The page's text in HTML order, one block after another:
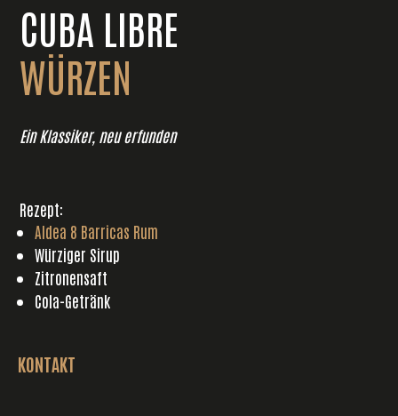
CUBA LIBRE
WÜRZEN
Ein Klassiker, neu erfunden
Rezept:
Aldea 8 Barricas Rum
Würziger Sirup
Zitronensaft
Cola-Getränk
KONTAKT